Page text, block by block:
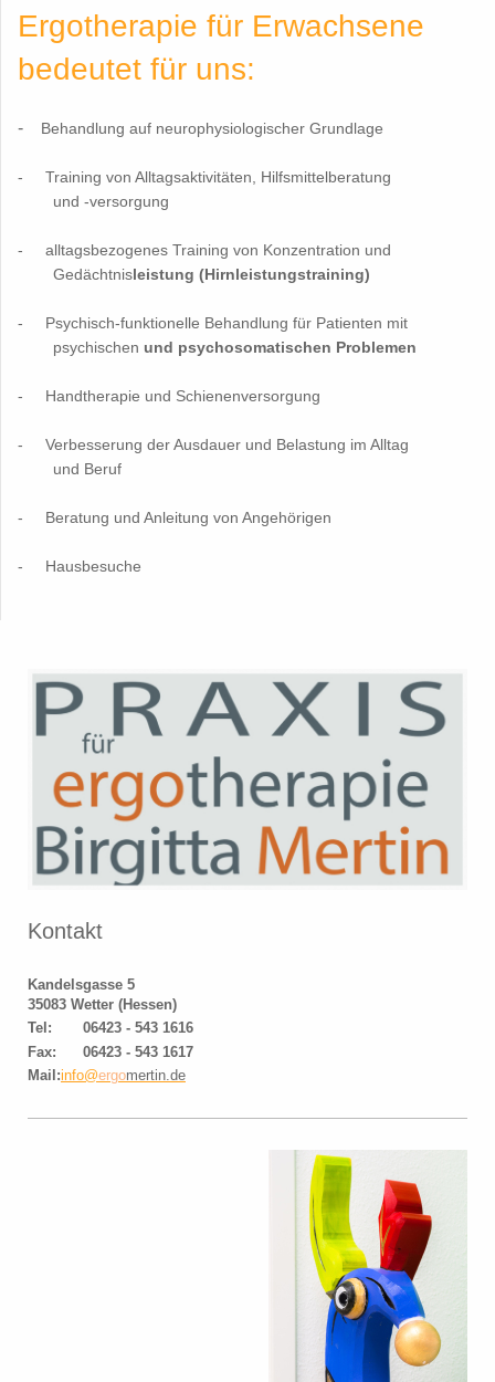
Ergotherapie für Erwachsene
bedeutet für uns:
- Behandlung auf neurophysiologischer Grundlage
- Training von Alltagsaktivitäten, Hilfsmittelberatung
und -versorgung
- alltagsbezogenes Training von Konzentration und
Gedächtnisleistung (Hirnleistungstraining)
- Psychisch-funktionelle Behandlung für Patienten mit
psychischen und psychosomatischen Problemen
- Handtherapie und Schienenversorgung
- Verbesserung der Ausdauer und Belastung im Alltag
und Beruf
- Beratung und Anleitung von Angehörigen
- Hausbesuche
Kontakt
Kandelsgasse 5
35083 Wetter (Hessen)
Tel: 06423 - 543 1616
Fax: 06423 - 543 1617
Mail:info@ergomertin.de